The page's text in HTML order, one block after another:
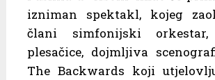
izniman spektakl, kojeg
člani simfonijski
plesačice, dojmljiva
The Backwards koji